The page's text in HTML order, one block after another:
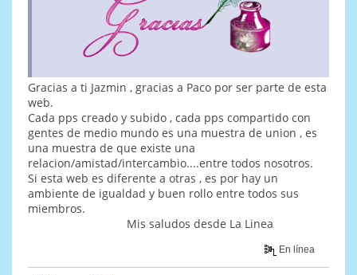
Gracias a ti Jazmin , gracias a Paco por ser parte de esta
web.
Cada pps creado y subido , cada pps compartido con
gentes de medio mundo es una muestra de union , es
una muestra de que existe una
relacion/amistad/intercambio....entre todos nosotros.
Si esta web es diferente a otras , es por hay un
ambiente de igualdad y buen rollo entre todos sus
miembros.
Mis saludos desde La Linea
En línea